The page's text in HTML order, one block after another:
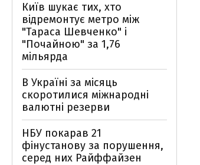
Київ шукає тих, хто
відремонтує метро між
"Тараса Шевченко" і
"Почайною" за 1,76
мільярда
В Україні за місяць
скоротилися міжнародні
валютні резерви
НБУ покарав 21
фінустанову за порушення,
серед них Райффайзен